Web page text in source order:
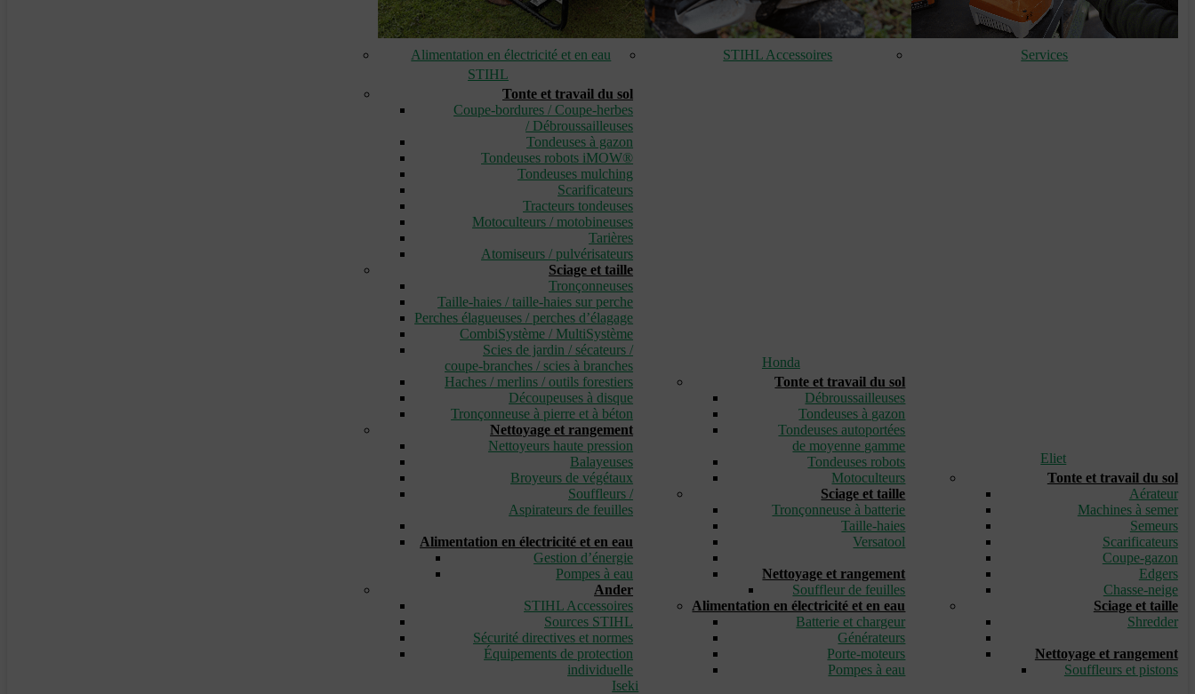
Alimentation en électricité et en eau STIHL Accessoires
Services
STIHL
Tonte et travail du sol
Coupe-bordures / Coupe-herbes
/ Débroussailleuses
Tondeuses à gazon
Tondeuses robots iMOW®
Tondeuses mulching
Scarificateurs
Tracteurs tondeuses
Motoculteurs / motobineuses
Tarières
Atomiseurs / pulvérisateurs
Sciage et taille
Tronçonneuses
Taille-haies / taille-haies sur perche
Perches élagueuses / perches d’élagage
CombiSystème / MultiSystème
Scies de jardin / sécateurs /
coupe-branches / scies à branches
Haches / merlins / outils forestiers
Découpeuses à disque
Tronçonneuse à pierre et à béton
Nettoyage et rangement
Nettoyeurs haute pression
Balayeuses
Broyeurs de végétaux
Souffleurs /
Aspirateurs de feuilles
Alimentation en électricité et en eau
Gestion d’énergie
Pompes à eau
Ander
STIHL Accessoires
Sources STIHL
Sécurité directives et normes
Équipements de protection
individuelle
Honda
Tonte et travail du sol
Débroussailleuses
Tondeuses à gazon
Tondeuses autoportées
de moyenne gamme
Tondeuses robots
Motoculteurs
Sciage et taille
Tronçonneuse à batterie
Taille-haies
Versatool
Nettoyage et rangement
Souffleur de feuilles
Alimentation en électricité et en eau
Batterie et chargeur
Générateurs
Porte-moteurs
Pompes à eau
Eliet
Tonte et travail du sol
Aérateur
Machines à semer
Semeurs
Scarificateurs
Coupe-gazon
Edgers
Chasse-neige
Sciage et taille
Shredder
Nettoyage et rangement
Souffleurs et pistons
Iseki